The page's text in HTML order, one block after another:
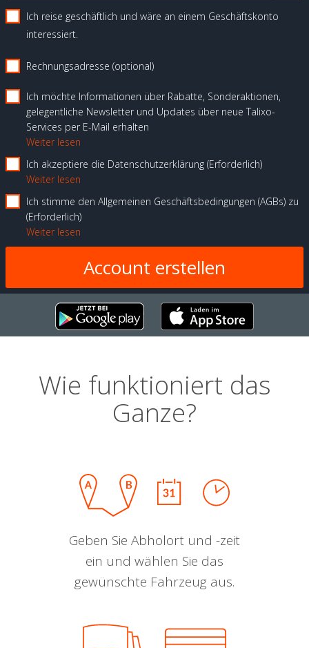
Ich reise geschäftlich und wäre an einem Geschäftskonto
interessiert.
Rechnungsadresse (optional)
Ich möchte Informationen über Rabatte, Sonderaktionen,
gelegentliche Newsletter und Updates über neue Talixo-
Services per E-Mail erhalten
Weiter lesen
Ich akzeptiere die Datenschutzerklärung Erforderlich
Weiter lesen
Ich stimme den Allgemeinen Geschäftsbedingungen (AGBs) zu
Erforderlich
Weiter lesen
Wie funktioniert das
Ganze?
Geben Sie Abholort und -zeit
ein und wählen Sie das
gewünschte Fahrzeug aus.